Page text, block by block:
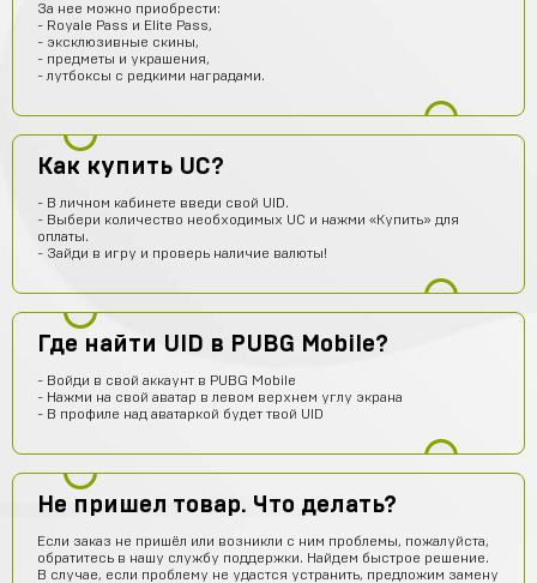
За нее можно приобрести:
- Royale Pass и Elite Pass,
- эксклюзивные скины,
- предметы и украшения,
- лутбоксы с редкими наградами.
Как купить UC?
- В личном кабинете введи свой UID.
- Выбери количество необходимых UC и нажми «Купить» для
оплаты.
- Зайди в игру и проверь наличие валюты!
Где найти UID в PUBG Mobile?
- Войди в свой аккаунт в PUBG Mobile
- Нажми на свой аватар в левом верхнем углу экрана
- В профиле над аватаркой будет твой UID
Не пришел товар. Что делать?
Если заказ не пришёл или возникли с ним проблемы, пожалуйста,
обратитесь в нашу службу поддержки. Найдем быстрое решение.
В случае, если проблему не удастся устранить, предложим замену
крута
Лёша Бикметов
Помогите пж я ввёл не правильный эмаил но за аккаунт
помогут получить заказ.
ЕК
Егор Карачев
Топ сайт!
9 часов назад
Подскажите как решить проблему с оплатой через
телефон, вечная загрузка
Топ